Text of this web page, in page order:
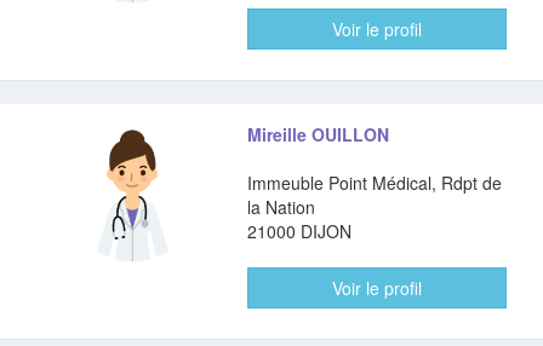
Voir le profil
Mireille OUILLON
Immeuble Point Médical, Rdpt de
la Nation
21000 DIJON
Voir le profil